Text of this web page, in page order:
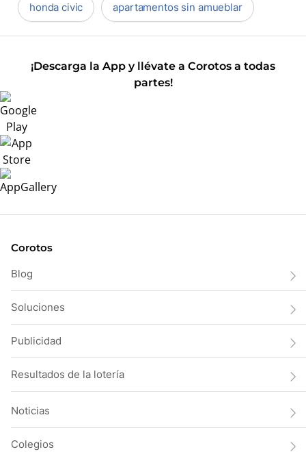
honda civic apartamentos sin amueblar
¡Descarga la App y llévate a Corotos a todas
partes!
Corotos
Blog
Soluciones
Publicidad
Resultados de la lotería
Noticias
Colegios